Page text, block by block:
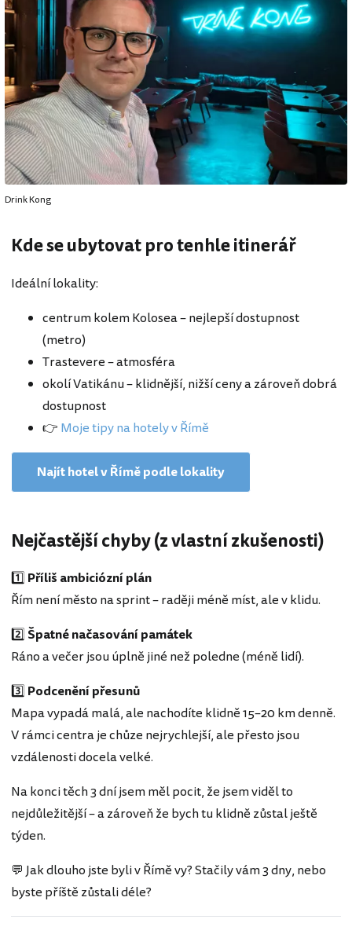
Drink Kong
Kde se ubytovat pro tenhle itinerář
Ideální lokality:
centrum kolem Kolosea – nejlepší dostupnost
(metro)
Trastevere – atmosféra
okolí Vatikánu – klidnější, nižší ceny a zároveň dobrá
dostupnost
👉 Moje tipy na hotely v Římě
Najít hotel v Římě podle lokality
Nejčastější chyby (z vlastní zkušenosti)
1️⃣ Příliš ambiciózní plán
Řím není město na sprint – raději méně míst, ale v klidu.
2️⃣ Špatné načasování památek
Ráno a večer jsou úplně jiné než poledne (méně lidí).
3️⃣ Podcenění přesunů
Mapa vypadá malá, ale nachodíte klidně 15–20 km denně.
V rámci centra je chůze nejrychlejší, ale přesto jsou
vzdálenosti docela velké.
Na konci těch 3 dní jsem měl pocit, že jsem viděl to
nejdůležitější – a zároveň že bych tu klidně zůstal ještě
týden.
💬 Jak dlouho jste byli v Římě vy? Stačily vám 3 dny, nebo
byste příště zůstali déle?